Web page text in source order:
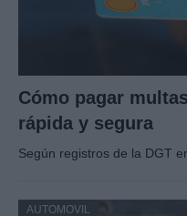
Cómo pagar
rápida y segura
Según registros de la DGT
AUTOMOVIL